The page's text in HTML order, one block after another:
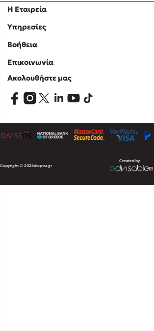
Η Εταιρεία
Υπηρεσίες
Βοήθεια
Επικοινωνία
Ακολουθήστε μας
Copyright © 2026dioptra.gr
Created by